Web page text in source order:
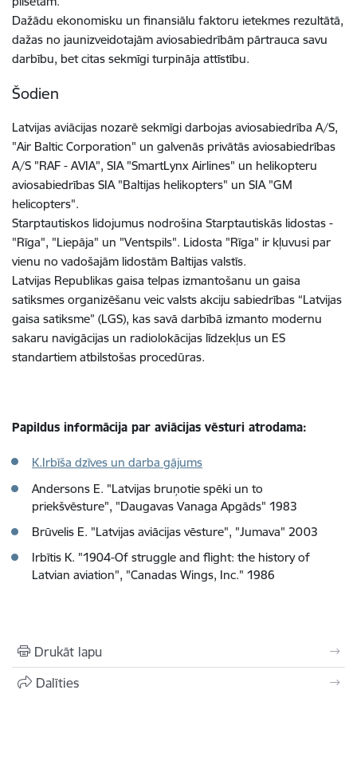
Dažādu ekonomisku un finansiālu faktoru ietekmes rezultātā,
dažas no jaunizveidotajām aviosabiedrībām pārtrauca savu
darbību, bet citas sekmīgi turpināja attīstību.
Šodien
Latvijas aviācijas nozarē sekmīgi darbojas aviosabiedrība A/S,
"Air Baltic Corporation" un galvenās privātās aviosabiedrības
A/S "RAF - AVIA", SIA "SmartLynx Airlines" un helikopteru
aviosabiedrības SIA "Baltijas helikopters" un SIA "GM
helicopters".
Starptautiskos lidojumus nodrošina Starptautiskās lidostas -
"Rīga", "Liepāja" un "Ventspils". Lidosta "Rīga" ir kļuvusi par
vienu no vadošajām lidostām Baltijas valstīs.
Latvijas Republikas gaisa telpas izmantošanu un gaisa
satiksmes organizēšanu veic valsts akciju sabiedrības “Latvijas
gaisa satiksme” (LGS), kas savā darbībā izmanto modernu
sakaru navigācijas un radiolokācijas līdzekļus un ES
standartiem atbilstošas procedūras.
Papildus informācija par aviācijas vēsturi atrodama:
K.Irbīša dzīves un darba gājums
Andersons E. "Latvijas bruņotie spēki un to
priekšvēsture", "Daugavas Vanaga Apgāds" 1983
Brūvelis E. "Latvijas aviācijas vēsture", "Jumava" 2003
Irbītis K. "1904-Of struggle and flight: the history of
Latvian aviation", "Canadas Wings, Inc." 1986
Drukāt lapu
Dalīties